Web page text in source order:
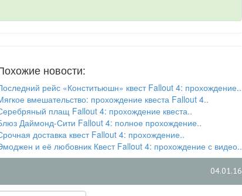
новости:
рейс «Конститьюшн» квест Fallout 4: прохождение..
вмешательство: прохождение квеста Fallout 4..
плащ Fallout 4: прохождение квеста..
Даймонд-Сити Fallout 4: полное прохождение..
доставка квест Fallout 4: прохождение..
и её любовник Квест Fallout 4: прохождение с видео..
04.01.16